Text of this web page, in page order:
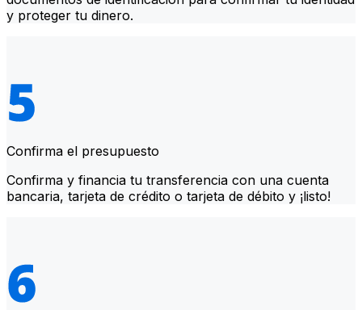
y proteger tu dinero.
Confirma el presupuesto
Confirma y financia tu transferencia con una cuenta
bancaria, tarjeta de crédito o tarjeta de débito y ¡listo!